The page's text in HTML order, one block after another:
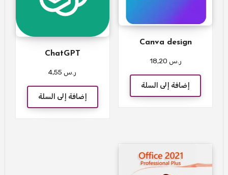
Canva design
ر.س
إضافة إلى السلة
ChatGPT
ر.س
إضافة إلى السلة